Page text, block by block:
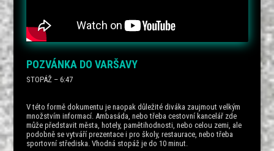
POZVÁNKA DO VARŠAVY
STOPÁŽ – 6:47
V této formě dokumentu je naopak důležité diváka zaujmout velkým
množstvím informací. Ambasáda, nebo třeba cestovní kancelář zde
může představit města, hotely, pamětihodnosti, nebo celou zemi, ale
podobně se vytváří prezentace i pro školy, restaurace, nebo třeba
sportovní střediska. Vhodná stopáž je do 10 minut.